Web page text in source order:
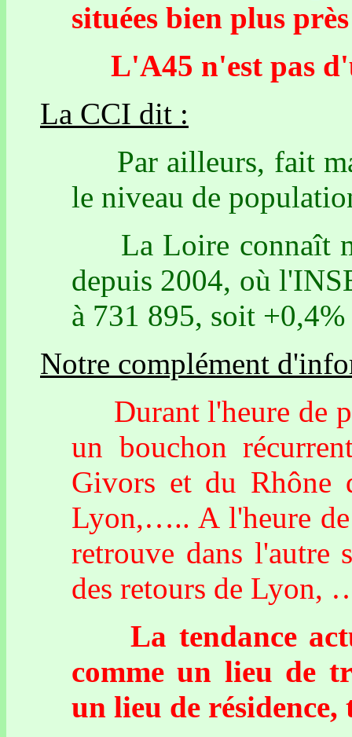
situées bien plus
L'A45 n'est pas
La CCI dit :
Par ailleurs, fait
le niveau de
La Loire connaît
depuis 2004, où
à 731 895, soit
Notre complément
Durant l'heure de
un bouchon
Givors et du Rhône
Lyon,….. A l'heure
retrouve dans l'autre
des retours de Lyon,
La tendance
comme un lieu de
un lieu de